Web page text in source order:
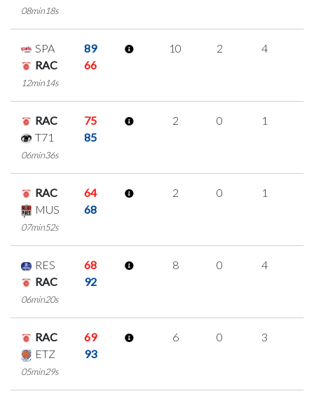
08min18s
SPA
89
RAC
66
12min14s
10 2 4
RAC
75
T71
85
06min36s
2 0 1
RAC
64
MUS
68
07min52s
2 0 1
RES
68
RAC
92
06min20s
8 0 4
RAC
69
ETZ
93
05min29s
6 0 3